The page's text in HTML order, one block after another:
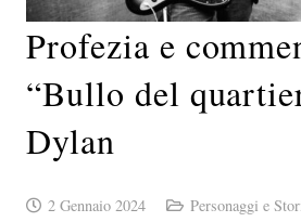
Profezia e
“Bullo del
Dylan
2 Gennaio 2024 Personaggi e